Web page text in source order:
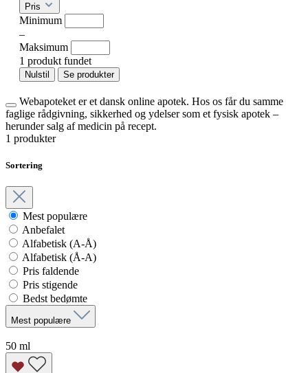
Pris
Minimum
–
Maksimum
1 produkt fundet
Nulstil Se produkter
Webapoteket er et dansk online apotek. Hos os får du samme
faglige rådgivning, sikkerhed og ydelser som et fysisk apotek –
herunder salg af medicin på recept.
1 produkter
Sortering
Mest populære
Anbefalet
Alfabetisk (A-Å)
Alfabetisk (Å-A)
Pris faldende
Pris stigende
Bedst bedømte
Mest populære
50 ml